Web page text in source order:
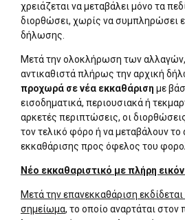
χρειάζεται να μεταβάλει μόνο τα
διορθώσει, χωρίς να συμπληρώσει
δήλωσης.
Μετά την ολοκλήρωση των αλλαγών,
αντικαθιστά πλήρως την αρχική
προχωρά σε νέα εκκαθάριση με
εισοδηματικά, περιουσιακά ή
αρκετές περιπτώσεις, οι
τον τελικό φόρο ή να μεταβάλουν
εκκαθάρισης προς όφελος του
Νέο εκκαθαριστικό με πλήρη
Μετά την επανεκκαθάριση
σημείωμα, το οποίο αναρτάται